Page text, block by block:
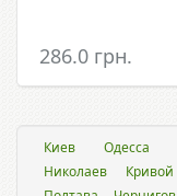
286.0 грн.
Киев Одесса
Николаев
Кривой